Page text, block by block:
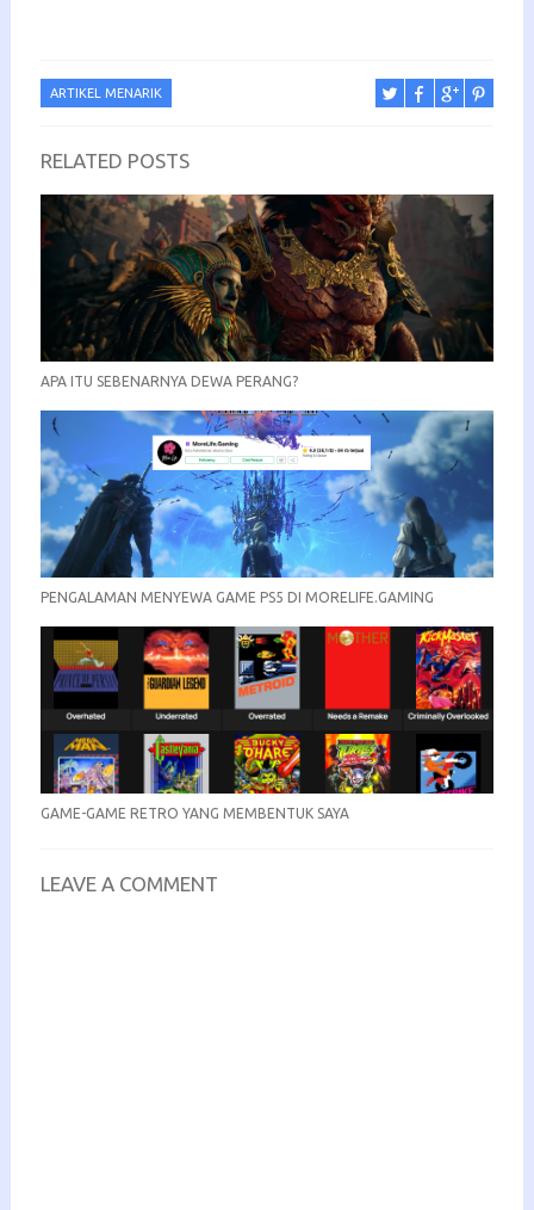
ARTIKEL MENARIK
RELATED POSTS
APA ITU SEBENARNYA DEWA PERANG?
PENGALAMAN MENYEWA GAME PS5 DI MORELIFE.GAMING
GAME-GAME RETRO YANG MEMBENTUK SAYA
LEAVE A COMMENT